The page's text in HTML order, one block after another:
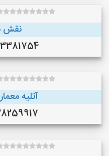
نقش
09123381754
آتلیه
09128259917